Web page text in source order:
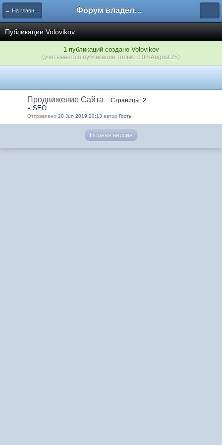
← На главную Форум владельцев интернет-магазинов
Публикации Volovikov
1 публикаций создано Volovikov
(учитываются публикации только с 08-August 25)
Продвижение Сайта Страницы: 2
в SEO
Отправлено 20 Jun 2019 20:13 автор Гость
Полная версия